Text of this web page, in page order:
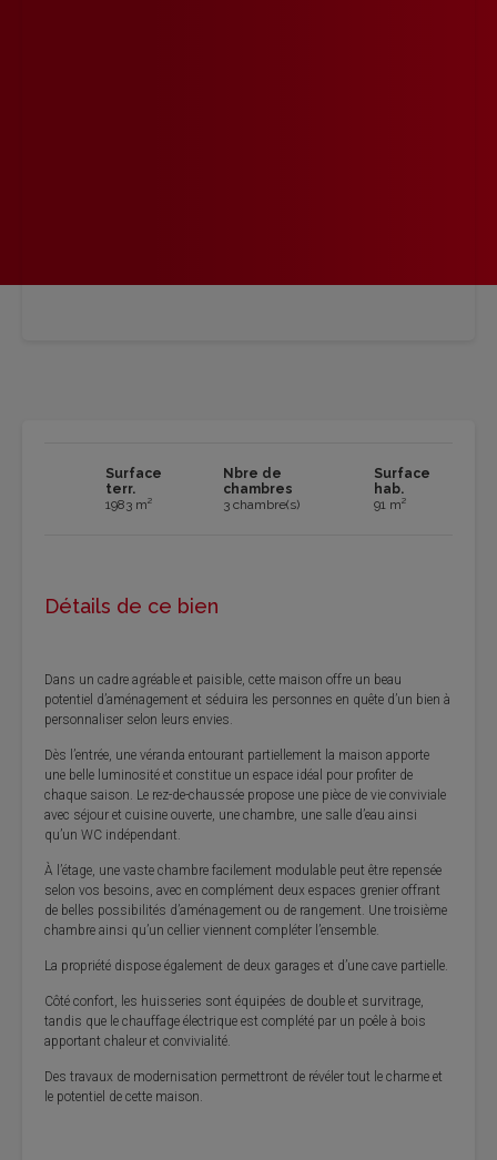
Surface
terr.
1983 m²
Nbre de
chambres
3 chambre(s)
Surface
hab.
91 m²
Détails de ce bien
Dans un cadre agréable et paisible, cette maison offre un beau
potentiel d’aménagement et séduira les personnes en quête d’un bien à
personnaliser selon leurs envies.
Dès l’entrée, une véranda entourant partiellement la maison apporte
une belle luminosité et constitue un espace idéal pour profiter de
chaque saison. Le rez-de-chaussée propose une pièce de vie conviviale
avec séjour et cuisine ouverte, une chambre, une salle d’eau ainsi
qu’un WC indépendant.
À l’étage, une vaste chambre facilement modulable peut être repensée
selon vos besoins, avec en complément deux espaces grenier offrant
de belles possibilités d’aménagement ou de rangement. Une troisième
chambre ainsi qu’un cellier viennent compléter l’ensemble.
La propriété dispose également de deux garages et d’une cave partielle.
Côté confort, les huisseries sont équipées de double et survitrage,
tandis que le chauffage électrique est complété par un poêle à bois
apportant chaleur et convivialité.
Des travaux de modernisation permettront de révéler tout le charme et
le potentiel de cette maison.